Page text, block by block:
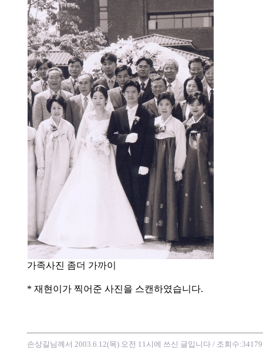
가족사진 좀더 가까이
* 재현이가 찍어준 사진을 스캔하였습니다.
손상길님께서 2003.6.12(목) 오전 11시에 쓰신 글입니다 / 조회수:34179